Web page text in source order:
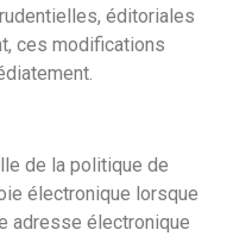
éditoriales
ces modifications
de la politique de
électronique lorsque
adresse électronique